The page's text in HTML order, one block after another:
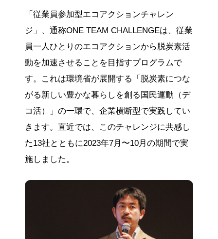
「従業員参加型エコアクションチャレン
ジ」、通称ONE TEAM CHALLENGEは、従業
員一人ひとりのエコアクションから脱炭素活
動を加速させることを目指すプログラムで
す。これは環境省が展開する「脱炭素につな
がる新しい豊かな暮らしを創る国民運動（デ
コ活）」の一環で、企業横断型で実践してい
きます。直近では、このチャレンジに共感し
た13社とともに2023年7月〜10月の期間で実
施しました。